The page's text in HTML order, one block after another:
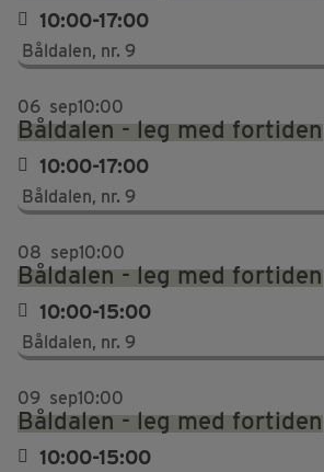
10:00-17:00
Båldalen, nr. 9
06 sep10:00
Båldalen - leg med fortiden
10:00-17:00
Båldalen, nr. 9
08 sep10:00
Båldalen - leg med fortiden
10:00-15:00
Båldalen, nr. 9
09 sep10:00
Båldalen - leg med fortiden
10:00-15:00